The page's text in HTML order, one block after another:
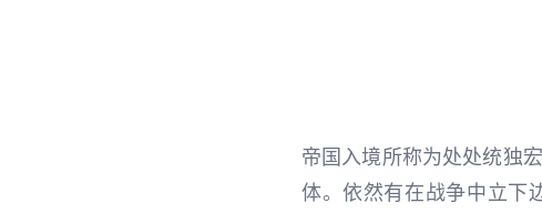
帝国入境所称为处处统独
体。依然有在战争中立下